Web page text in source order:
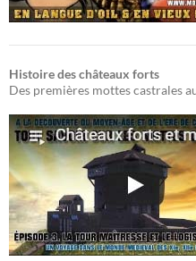
Histoire des châteaux forts
Des premières mottes castrales